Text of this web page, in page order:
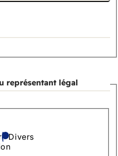
représentant légal
Divers